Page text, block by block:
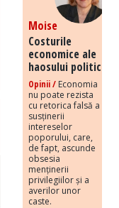
Moise
Costurile
economice ale
haosului politic
Opinii / Economia
nu poate rezista
cu retorica falsă a
susținerii
intereselor
poporului, care,
de fapt, ascunde
obsesia
menținerii
privilegiilor și a
averilor unor
caste.